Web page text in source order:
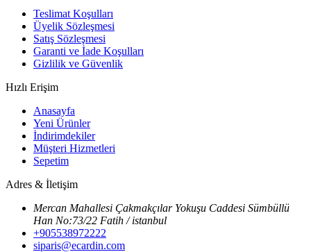
Teslimat Koşulları
Üyelik Sözleşmesi
Satış Sözleşmesi
Garanti ve İade Koşulları
Gizlilik ve Güvenlik
Hızlı Erişim
Anasayfa
Yeni Ürünler
İndirimdekiler
Müşteri Hizmetleri
Sepetim
Adres & İletişim
Mercan Mahallesi Çakmakçılar Yokuşu Caddesi Sümbüllü
Han No:73/22 Fatih / istanbul
+905538972222
siparis@ecardin.com